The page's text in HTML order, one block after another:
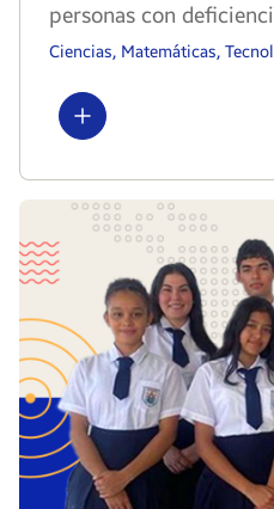
personas con
Ciencias, Matemáticas,
Show more